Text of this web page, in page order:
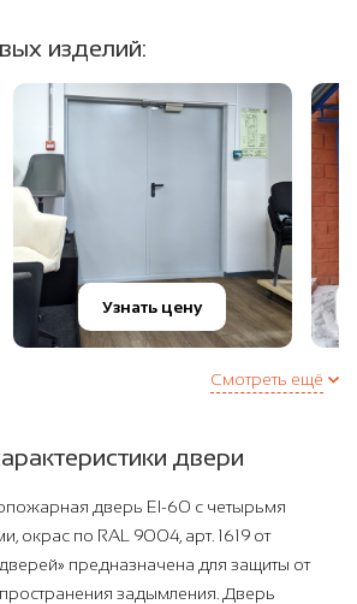
изделий:
Узнать цену
Смотреть ещё
двери
дверь EI-60 с четырьмя
окрас по RAL 9004, арт. 1619 от
предназначена для защиты от
задымления. Дверь